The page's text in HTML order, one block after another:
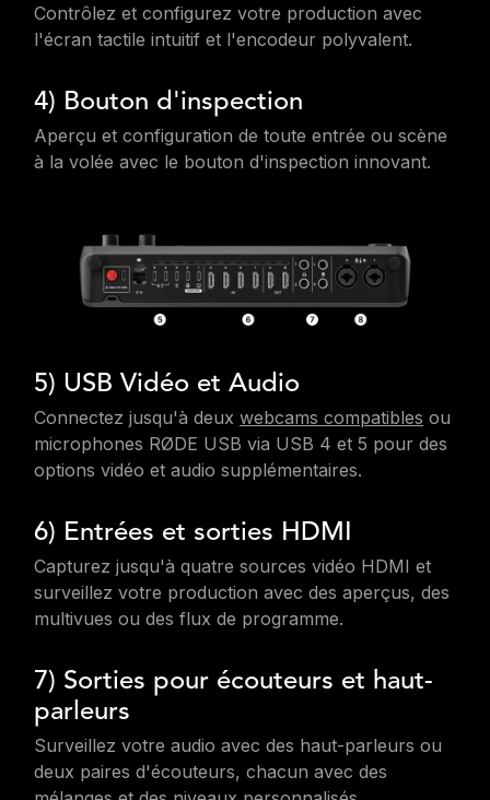
Contrôlez et configurez votre production avec
l'écran tactile intuitif et l'encodeur polyvalent.
4) Bouton d'inspection
Aperçu et configuration de toute entrée ou scène
à la volée avec le bouton d'inspection innovant.
5) USB Vidéo et Audio
Connectez jusqu'à deux webcams compatibles ou
microphones RØDE USB via USB 4 et 5 pour des
options vidéo et audio supplémentaires.
6) Entrées et sorties HDMI
Capturez jusqu'à quatre sources vidéo HDMI et
surveillez votre production avec des aperçus, des
multivues ou des flux de programme.
7) Sorties pour écouteurs et haut-
parleurs
Surveillez votre audio avec des haut-parleurs ou
deux paires d'écouteurs, chacun avec des